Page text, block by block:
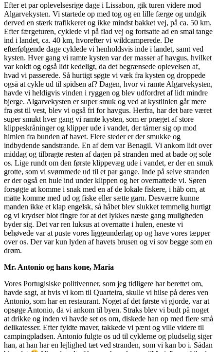
Efter et par oplevelsesrige dage i Lissabon, gik turen videre mod
Algarvekysten. Vi startede op med tog og en lille færge og undgik
derved en stærk trafikkeret og ikke mindst bakket vej, på ca. 50 km.
Efter færgeturen, cyklede vi på flad vej og fortsatte ad en smal tange
ind i landet, ca. 40 km, hvorefter vi wildcamperede. De
efterfølgende dage cyklede vi henholdsvis inde i landet, samt ved
kysten. Hver gang vi ramte kysten var der masser af havgus, hvilket
var koldt og også lidt kedeligt, da det begrænsede oplevelsen af,
hvad vi passerede. Så hurtigt søgte vi væk fra kysten og droppede
også at cykle ud til spidsen af? Dagen, hvor vi ramte Algarvekysten,
havde vi heldigvis vinden i ryggen og blev udfordret af lidt mindre
bjerge. Algarvekysten er super smuk og ved at kystlinien går mere
fra øst til vest, blev vi også fri for havgus. Herfra, har det bare været
super smukt hver gang vi ramte kysten, som er præget af store
klippeskråninger og klipper ude i vandet, der tårner sig op mod
himlen fra bunden af havet. Flere steder er der smukke og
indbydende sandstrande. En af dem var Benagil. Vi ankom lidt over
middag og tilbragte resten af dagen på stranden med at bade og sole
os. Lige rundt om den første klippevæg ude i vandet, er der en smuk
grotte, som vi svømmede ud til et par gange. Inde på selve stranden
er der også en hule ind under klippen og her overnattede vi. Søren
forsøgte at komme i snak med en af de lokale fiskere, i håb om, at
måtte komme med ud og fiske eller sætte garn. Desværre kunne
manden ikke et klap engelsk, så håbet blev slukket temmelig hurtigt
og vi krydser blot fingre for at det lykkes næste gang muligheden
byder sig. Det var ren luksus at overnatte i hulen, eneste vi
behøvede var at puste vores liggeunderlag op og have vores tæpper
over os. Der var kun lyden af havets brusen og vi sov begge som en
drøm.
Mr. Antonio og hans kone, Maria
Vores Portugisiske politivenner, som jeg tidligere har berettet om,
havde sagt, at hvis vi kom til Quarteira, skulle vi hilse på deres ven
Antonio, som har en restaurant. Noget af det første vi gjorde, var at
opsøge Antonio, da vi ankom til byen. Straks blev vi budt på noget
at drikke og inden vi havde set os om, diskede han op med flere små
delikatesser. Efter fyldte maver, takkede vi pænt og ville videre til
campingpladsen. Antonio fulgte os ud til cyklerne og pludselig siger
han, at han har en lejlighed tæt ved stranden, som vi kan bo i. Sådan